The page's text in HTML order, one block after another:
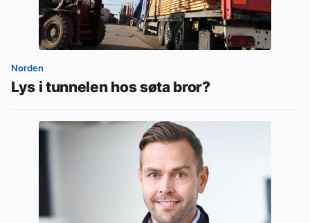
Norden
Lys i tunnelen hos søta bror?